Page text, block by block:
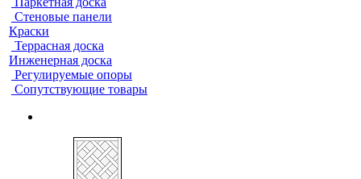
Стеновые панели
Краски
Террасная доска
Инженерная доска
Регулируемые опоры
Сопутствующие товары